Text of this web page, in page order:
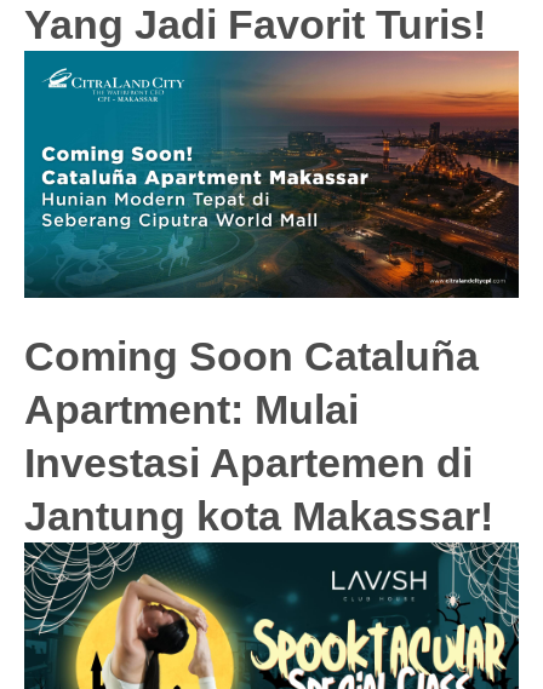
Yang Jadi Favorit Turis!
Coming Soon Cataluña
Apartment: Mulai
Investasi Apartemen di
Jantung kota Makassar!